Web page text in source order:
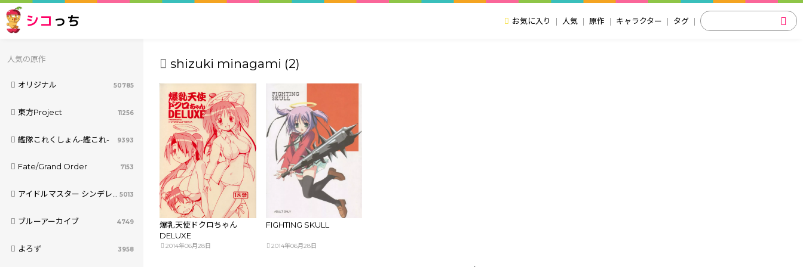
シコ っち お気に入り 人気 原作 キャラクター タグ
人気の原作
オリジナル 50785
東方Project 11256
艦隊これくしょん-艦これ- 9393
Fate/Grand Order 7153
アイドルマスター シンデレラガールズ 5013
ブルーアーカイブ 4749
よろず 3958
shizuki minagami (2)
爆乳天使ドクロちゃん
DELUXE
2014年06月28日
FIGHTING SKULL
2014年06月28日